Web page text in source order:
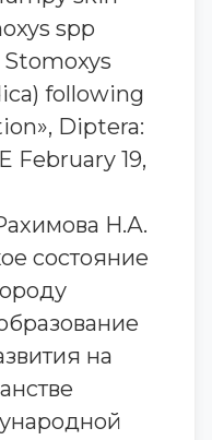
spp
following
Diptera:
February 19,
Н.А.
состояние
на